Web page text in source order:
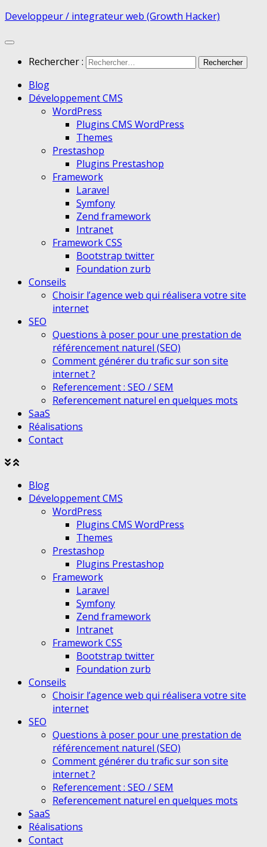
Developpeur / integrateur web (Growth Hacker)
Rechercher :
Blog
Développement CMS
WordPress
Plugins CMS WordPress
Themes
Prestashop
Plugins Prestashop
Framework
Laravel
Symfony
Zend framework
Intranet
Framework CSS
Bootstrap twitter
Foundation zurb
Conseils
Choisir l’agence web qui réalisera votre site
internet
SEO
Questions à poser pour une prestation de
référencement naturel (SEO)
Comment générer du trafic sur son site
internet ?
Referencement : SEO / SEM
Referencement naturel en quelques mots
SaaS
Réalisations
Contact
Agrandir
menu
Réduire
menu
Blog
Développement CMS
WordPress
Plugins CMS WordPress
Themes
Prestashop
Plugins Prestashop
Framework
Laravel
Symfony
Zend framework
Intranet
Framework CSS
Bootstrap twitter
Foundation zurb
Conseils
Choisir l’agence web qui réalisera votre site
internet
SEO
Questions à poser pour une prestation de
référencement naturel (SEO)
Comment générer du trafic sur son site
internet ?
Referencement : SEO / SEM
Referencement naturel en quelques mots
SaaS
Réalisations
Contact